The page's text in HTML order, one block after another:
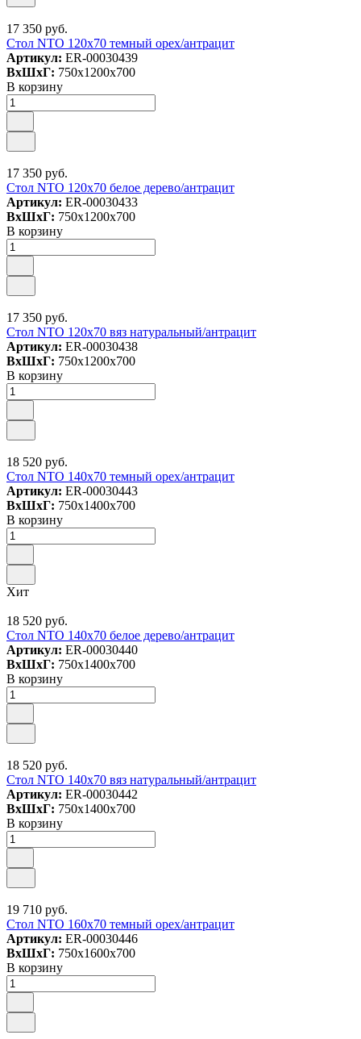
17 350 руб.
Стол NTO 120x70 темный орех/антрацит
Артикул: ER-00030439
ВxШxГ: 750x1200x700
В корзину
17 350 руб.
Стол NTO 120x70 белое дерево/антрацит
Артикул: ER-00030433
ВxШxГ: 750x1200x700
В корзину
17 350 руб.
Стол NTO 120x70 вяз натуральный/антрацит
Артикул: ER-00030438
ВxШxГ: 750x1200x700
В корзину
18 520 руб.
Стол NTO 140x70 темный орех/антрацит
Артикул: ER-00030443
ВxШxГ: 750x1400x700
В корзину
Хит
18 520 руб.
Стол NTO 140x70 белое дерево/антрацит
Артикул: ER-00030440
ВxШxГ: 750x1400x700
В корзину
18 520 руб.
Стол NTO 140x70 вяз натуральный/антрацит
Артикул: ER-00030442
ВxШxГ: 750x1400x700
В корзину
19 710 руб.
Стол NTO 160x70 темный орех/антрацит
Артикул: ER-00030446
ВxШxГ: 750x1600x700
В корзину